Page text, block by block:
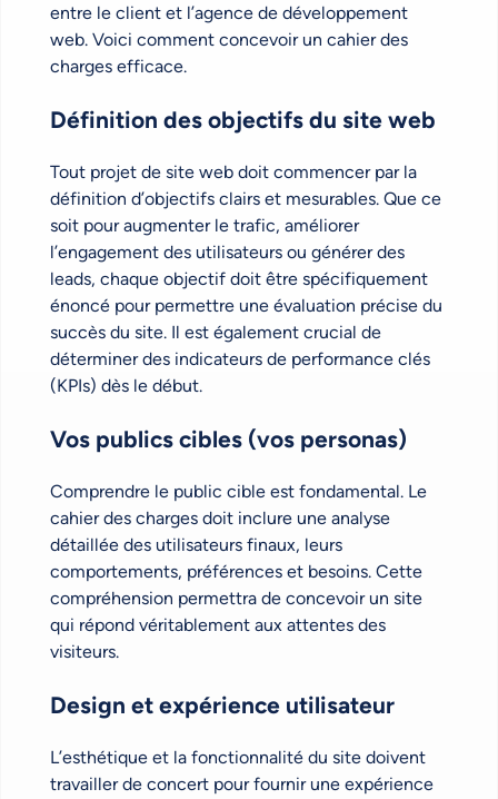
entre le client et l’agence de développement
web. Voici comment concevoir un cahier des
charges efficace.
Définition des objectifs du site web
Tout projet de site web doit commencer par la
définition d’objectifs clairs et mesurables. Que ce
soit pour augmenter le trafic, améliorer
l’engagement des utilisateurs ou générer des
leads, chaque objectif doit être spécifiquement
énoncé pour permettre une évaluation précise du
succès du site. Il est également crucial de
déterminer des indicateurs de performance clés
(KPIs) dès le début.
Vos publics cibles (vos personas)
Comprendre le public cible est fondamental. Le
cahier des charges doit inclure une analyse
détaillée des utilisateurs finaux, leurs
comportements, préférences et besoins. Cette
compréhension permettra de concevoir un site
qui répond véritablement aux attentes des
visiteurs.
Design et expérience utilisateur
L’esthétique et la fonctionnalité du site doivent
travailler de concert pour fournir une expérience